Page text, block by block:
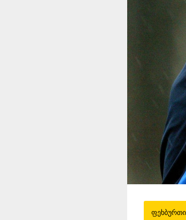
ფეხბურთი